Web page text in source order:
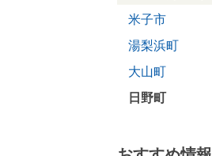
米子市
湯梨浜町
大山町
日野町